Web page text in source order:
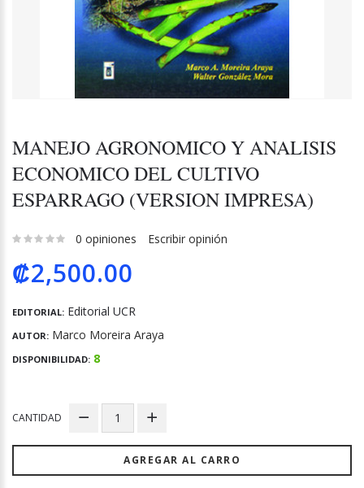
MANEJO AGRONOMICO Y ANALISIS
ECONOMICO DEL CULTIVO
ESPARRAGO (VERSION IMPRESA)
0 opiniones Escribir opinión
₡2,500.00
EDITORIAL: Editorial UCR
AUTOR: Marco Moreira Araya
DISPONIBILIDAD: 8
CANTIDAD
AGREGAR AL CARRO